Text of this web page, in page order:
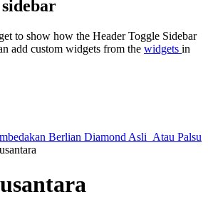
to show how the Header Toggle Sidebar
add custom widgets from the widgets in
Berlian Diamond Asli Atau Palsu